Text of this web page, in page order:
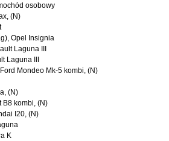
osobowy
(N)
Opel Insignia
Laguna III
Laguna III
Mondeo Mk-5 kombi, (N)
(N)
B8 kombi, (N)
I20, (N)
K